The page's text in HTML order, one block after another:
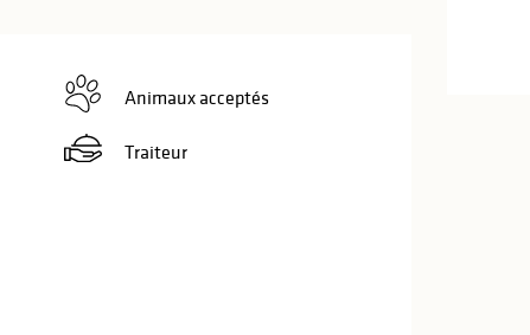
Animaux acceptés
Traiteur